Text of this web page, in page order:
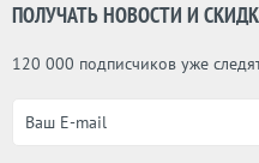
ПОЛУЧАТЬ НОВОСТИ И
120 000 подписчиков уже